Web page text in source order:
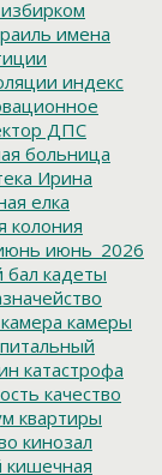
избирком
имена
индекс
ДПС
больница
Ирина
елка
колония
июнь_2026
бал кадеты
камера камеры
катастрофа
качество
квартиры
кинозал
кишечная